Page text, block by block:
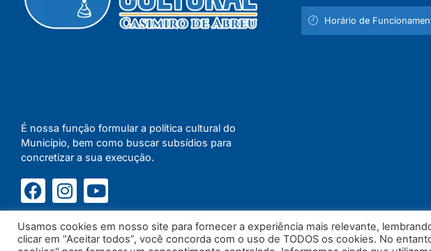
É nossa função formular a política cultural do
Município, bem como buscar subsídios para
concretizar a sua execução.
Horário de
Usamos cookies em nosso site para fornecer a experiência mais relevante,
clicar em “Aceitar todos”, você concorda com o uso de TODOS os cookies. No